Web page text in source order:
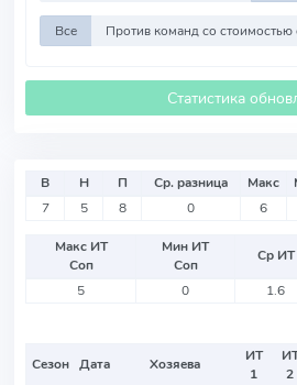
Все
Статистика
В Н П Ср. разница Макс
7
5 8 0 6
Макс ИТ
Соп
Мин ИТ
Соп
Ср ИТ
5
0 1.6
Сезон Дата Хозяева
ИТ
1
2